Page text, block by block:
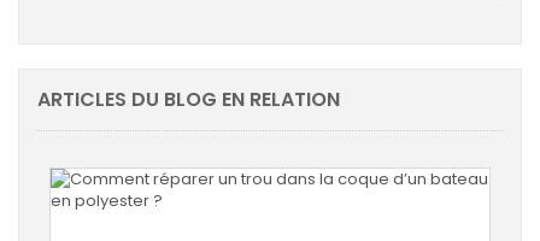
ARTICLES DU BLOG EN RELATION